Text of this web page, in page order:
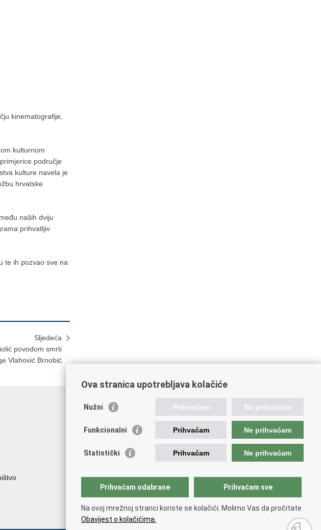
kinematografije,
kulturnom
područje
kulture navela je
hrvatske
naših dviju
prihvatljiv
te ih pozvao sve na
Sljedeća
povodom smrti
Vlahović Brnobić
Ostale poveznice
Hrvatski restauratorski zavod
Zaklada Kultura nova
Cultural heritage in EU
EU National Institutes for Culture
Međunarodni centar za podvodnu arheologiju u Zadru
(MCPA)
Ova stranica upotrebljava kolačiće
Nužni Prihvaćam Ne prihvaćam
Funkcionalni Prihvaćam Ne prihvaćam
Statistički Prihvaćam Ne prihvaćam
Prihvaćam odabrane Prihvaćam sve
Na ovoj mrežnoj stranci koriste se kolačići. Molimo Vas da pročitate
Obavijest o kolačićima.